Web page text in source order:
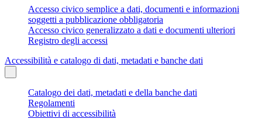
Accesso civico semplice a dati, documenti e informazioni
soggetti a pubblicazione obbligatoria
Accesso civico generalizzato a dati e documenti ulteriori
Registro degli accessi
Accessibilità e catalogo di dati, metadati e banche dati
Catalogo dei dati, metadati e della banche dati
Regolamenti
Obiettivi di accessibilità